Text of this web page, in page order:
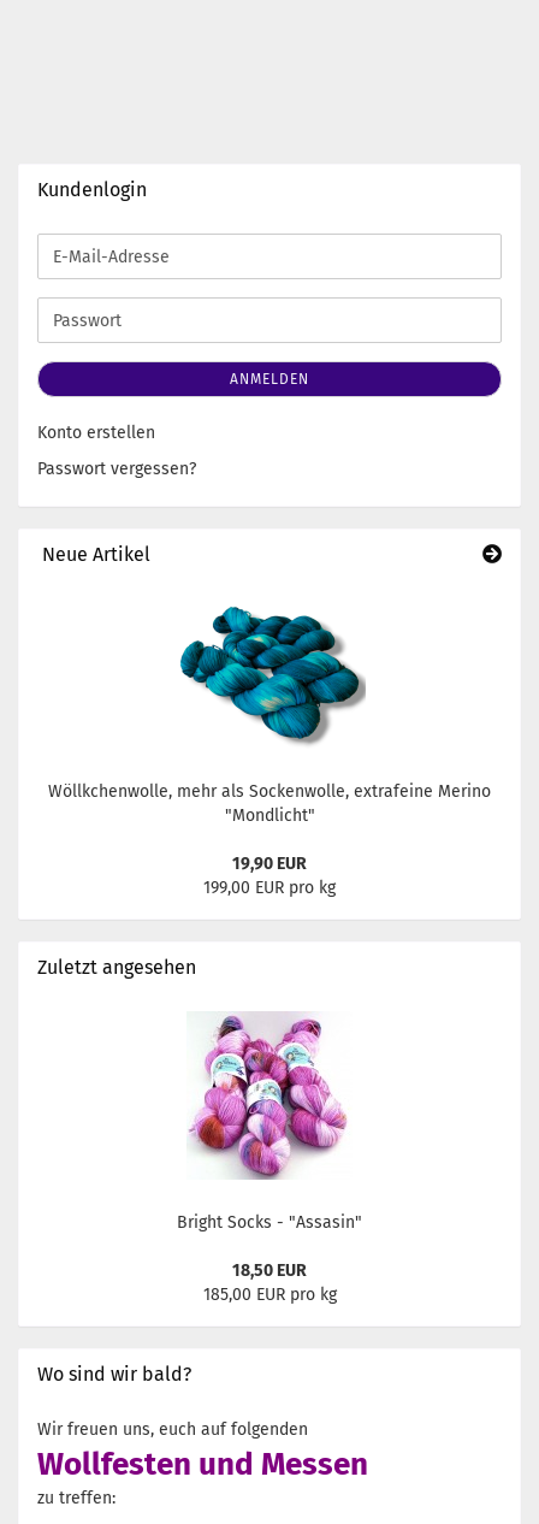
Kundenlogin
E-
Mail-
Adresse
Passwort
ANMELDEN
Konto erstellen
Passwort vergessen?
Neue Artikel
Wöllkchenwolle, mehr als Sockenwolle, extrafeine Merino
"Mondlicht"
19,90 EUR
199,00 EUR pro kg
Zuletzt angesehen
Bright Socks - "Assasin"
18,50 EUR
185,00 EUR pro kg
Wo sind wir bald?
Wir freuen uns, euch auf folgenden
Wollfesten und Messen
zu treffen: